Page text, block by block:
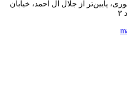
پایین‌تر از جلال آل احمد، خیابان